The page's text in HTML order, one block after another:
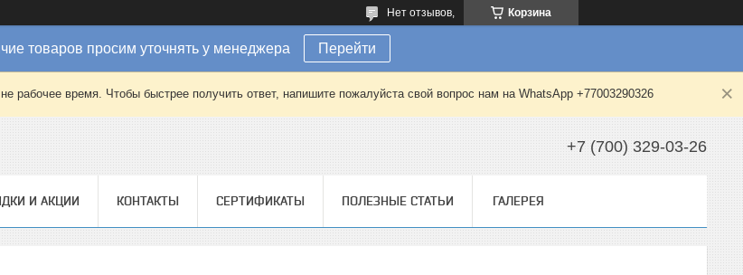
Корзина
Нет отзывов,
товаров просим уточнять у менеджера Перейти
рабочее время. Чтобы быстрее получить ответ, напишите пожалуйста свой вопрос нам на WhatsApp +77003290326
+7 (700) 329-03-26
И АКЦИИ КОНТАКТЫ СЕРТИФИКАТЫ ПОЛЕЗНЫЕ СТАТЬИ ГАЛЕРЕЯ